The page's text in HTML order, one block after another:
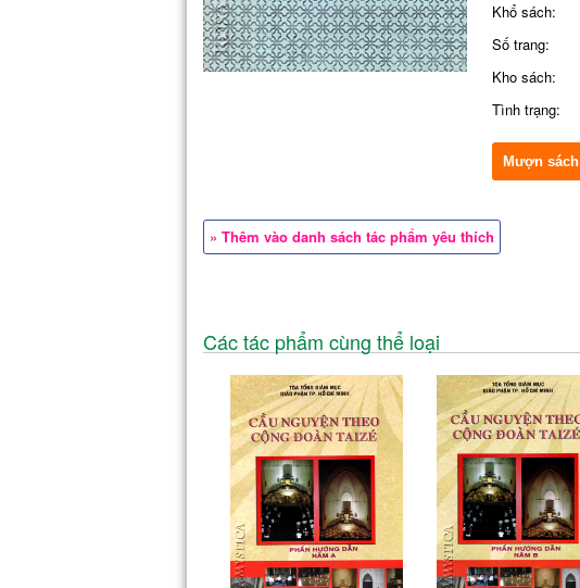
Khổ sách:
Số trang:
Kho sách:
Tình trạng:
Mượn sách
» Thêm vào danh sách tác phẩm yêu thích
Các tác phẩm cùng thể loại